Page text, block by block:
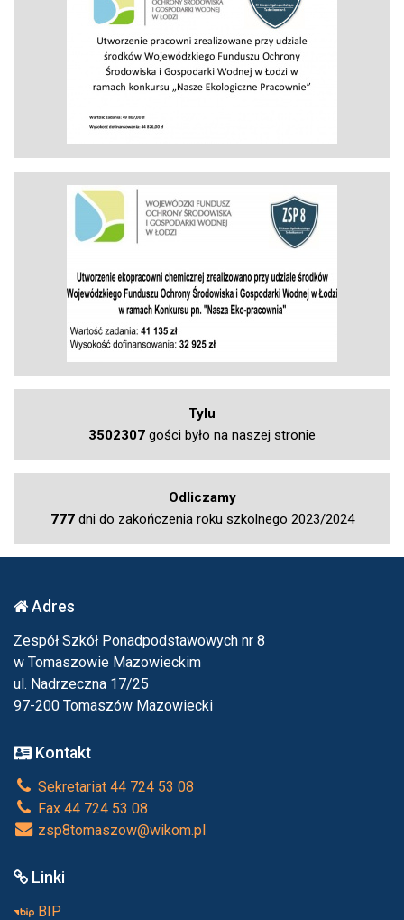
Tylu
3502307 gości było na naszej stronie
Odliczamy
777dni do zakończenia roku szkolnego 2023/2024
Adres
Zespół Szkół Ponadpodstawowych nr 8
w Tomaszowie Mazowieckim
ul. Nadrzeczna 17/25
97-200 Tomaszów Mazowiecki
Kontakt
Sekretariat 44 724 53 08
Fax 44 724 53 08
zsp8tomaszow@wikom.pl
Linki
BIP